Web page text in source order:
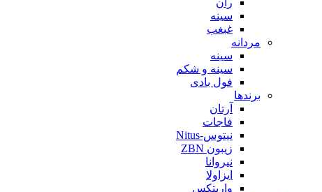
ران
سینه
غبغب
مردانه
سینه
سینه و شکم
فول بادی
برندها
آرتان
فاجات
نیتوس-Nitus
زیبون ZBN
نیروانا
ایزاولا
واریتکس